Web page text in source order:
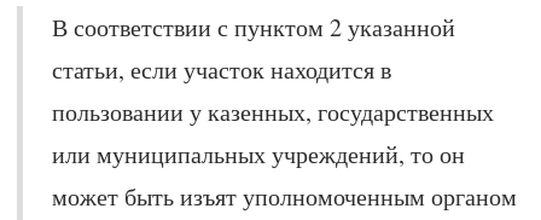
В соответствии с пунктом 2 указанной
статьи, если участок находится в
пользовании у казенных, государственных
или муниципальных учреждений, то он
может быть изъят уполномоченным органом